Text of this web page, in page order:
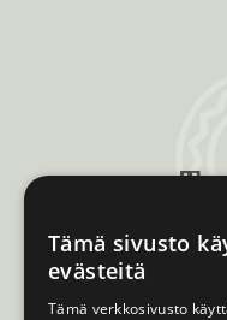
Tämä sivusto
evästeitä
Tämä verkkosivusto